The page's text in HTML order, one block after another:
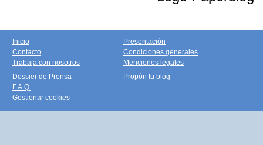
Inicio
Contacto
Trabaja con nosotros
Presentación
Condiciones generales
Menciones legales
Dossier de Prensa
F.A.Q.
Gestionar cookies
Propón tu blog